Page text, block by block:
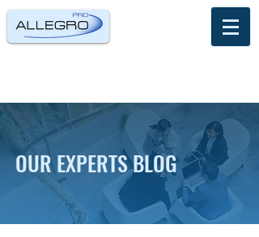
OUR EXPERTS BLOG